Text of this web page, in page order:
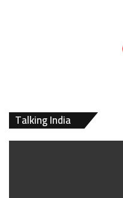
Talking India